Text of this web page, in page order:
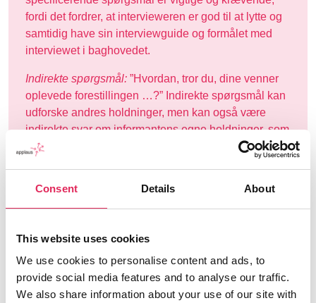
Consent Details About
This website uses cookies
We use cookies to personalise content and ads, to
provide social media features and to analyse our traffic.
We also share information about your use of our site with
fordi det fordrer, at intervieweren er god til at lytte og
samtidig have sin interviewguide og formålet med
interviewet i baghovedet.
Indirekte spørgsmål: ”Hvordan, tror du, dine venner
oplevede forestillingen …?” Indirekte spørgsmål kan
udforske andres holdninger, men kan også være
indirekte svar om informantens egne holdninger, som
vedkommende ikke kan eller vil udtale. Indirekte
UNDER INTERVIEWET
Sørg for at skabe en situation, hvor informanten føler
sig tryg. Tilbyd gerne kaffe eller te eller vand. Husk at